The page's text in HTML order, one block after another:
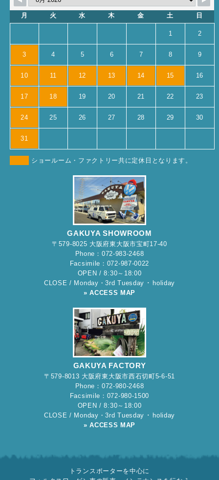
月 火 水 木 金 土 日
1 2
3 4 5 6 7 8 9
10 11 12 13 14 15 16
17 18 19 20 21 22 23
24 25 26 27 28 29 30
31
ショールーム・ファクトリー共に定休日となります。
GAKUYA SHOWROOM
〒579-8025 大阪府東大阪市宝町17-40
Phone：072-983-2468
Facsimile：072-987-0022
OPEN / 8:30～18:00
CLOSE / Monday・3rd Tuesday ･ holiday
» ACCESS MAP
GAKUYA FACTORY
〒579-8013 大阪府東大阪市西石切町5-6-51
Phone：072-980-2468
Facsimile：072-980-1500
OPEN / 8:30～18:00
CLOSE / Monday・3rd Tuesday ･ holiday
» ACCESS MAP
トランスポーターを中心に